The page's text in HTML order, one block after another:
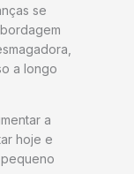
se
a longo
a
hoje e